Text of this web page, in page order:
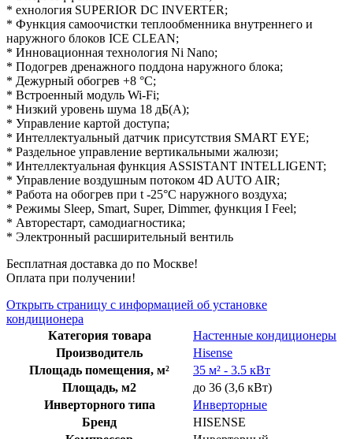
* ехнология SUPERIOR DC INVERTER;
* Функция самоочистки теплообменника внутреннего и
наружного блоков ICE CLEAN;
* Инновационная технология Ni Nano;
* Подогрев дренажного поддона наружного блока;
* Дежурный обогрев +8 °С;
* Встроенный модуль Wi-Fi;
* Низкий уровень шума 18 дБ(А);
* Управление картой доступа;
* Интеллектуальный датчик присутствия SMART EYE;
* Раздельное управление вертикальными жалюзи;
* Интеллектуальная функция ASSISTANT INTELLIGENT;
* Управление воздушным потоком 4D AUTO AIR;
* Работа на обогрев при t -25°С наружного воздуха;
* Режимы Sleep, Smart, Super, Dimmer, функция I Feel;
* Авторестарт, самодиагностика;
* Электронный расширительный вентиль
Бесплатная доставка до по Москве!
Оплата при получении!
Открыть страницу с информацией об установке
кондиционера
Категория товара
Настенные кондиционеры
Производитель
Hisense
Площадь помещения, м²
35 м² - 3.5 кВт
Площадь, м2
до 36 (3,6 кВт)
Инверторного типа
Инверторные
Бренд
HISENSE